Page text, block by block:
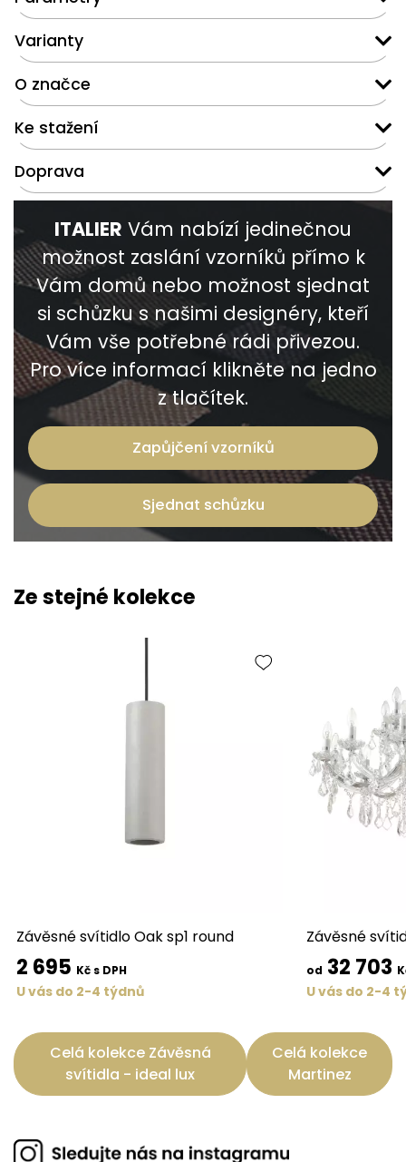
Varianty
O značce
Ke stažení
Doprava
ITALIER Vám nabízí jedinečnou
možnost zaslání vzorníků přímo k
Vám domů nebo možnost sjednat
si schůzku s našimi designéry, kteří
Vám vše potřebné rádi přivezou.
Pro více informací klikněte na jedno
z tlačítek.
Zapůjčení vzorníků
Sjednat schůzku
Ze stejné kolekce
Závěsné svítidlo Oak sp1 round
2 695 Kč s DPH
U vás do 2-4 týdnů
Závěsné
od 32 703
U vás do 2-4
Celá kolekce Závěsná
svítidla - ideal lux
Celá kolekce
Martinez